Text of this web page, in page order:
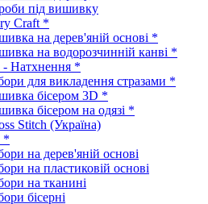
під вишивку
Craft *
на дерев'яній основі *
на водорозчинній канві *
Натхнення *
для викладення стразами *
бісером 3D *
бісером на одязі *
Stitch (Україна)
*
на дерев'яній основі
на пластиковій основі
на тканині
бісерні